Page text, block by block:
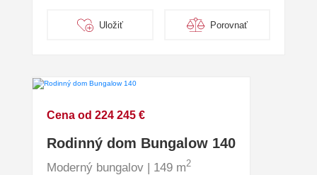
Uložiť Porovnať
Cena od 224 245 €
Rodinný dom Bungalow 140
Moderný bungalov | 149 m2